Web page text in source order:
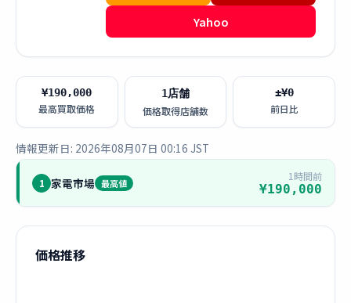
Yahoo
¥190,000
最高買取価格
1店舗
価格取得店舗数
±¥0
前日比
情報更新日: 2026年08月07日 00:16 JST
1 家電市場 最高値
1時間前
¥190,000
価格推移